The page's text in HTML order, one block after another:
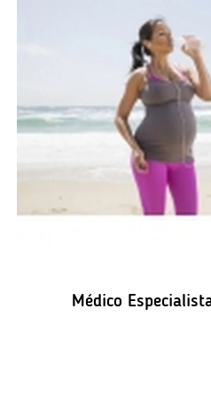
Médico